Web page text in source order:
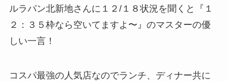
ルラパン北新地さんに１２/１８状況を聞くと『１
２：３５枠なら空いてますよ〜』のマスターの優
しい一言！
コスパ最強の人気店なのでランチ、ディナー共に